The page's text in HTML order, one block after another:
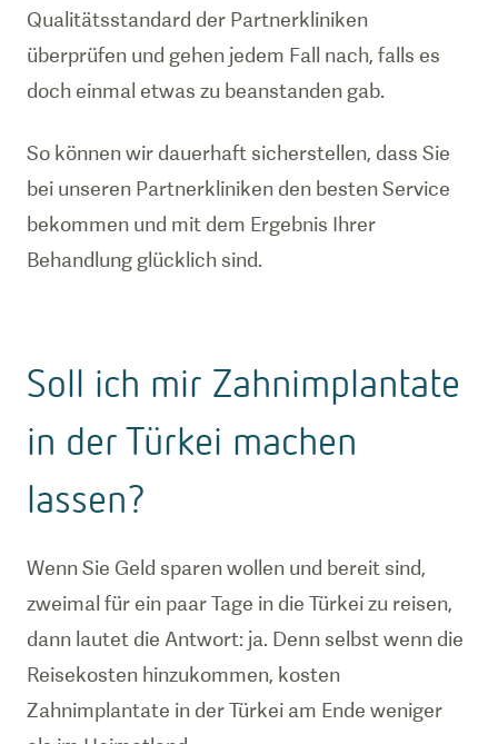
Qualitätsstandard der Partnerkliniken
überprüfen und gehen jedem Fall nach, falls es
doch einmal etwas zu beanstanden gab.
So können wir dauerhaft sicherstellen, dass Sie
bei unseren Partnerkliniken den besten Service
bekommen und mit dem Ergebnis Ihrer
Behandlung glücklich sind.
Soll ich mir Zahnimplantate
in der Türkei machen
lassen?
Wenn Sie Geld sparen wollen und bereit sind,
zweimal für ein paar Tage in die Türkei zu reisen,
dann lautet die Antwort: ja. Denn selbst wenn die
Reisekosten hinzukommen, kosten
Zahnimplantate in der Türkei am Ende weniger